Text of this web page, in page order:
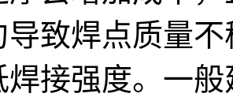
导致焊点质量
焊接强度。一